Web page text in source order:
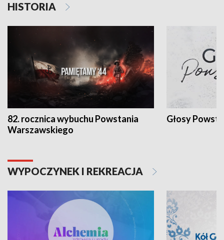
HISTORIA
82. rocznica wybuchu Powstania
Warszawskiego
Głosy
WYPOCZYNEK I REKREACJA